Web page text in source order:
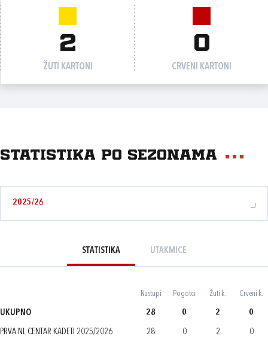
2
ŽUTI KARTONI
0
CRVENI KARTONI
Statistika po sezonama
2025/26
STATISTIKA UTAKMICE
Nastupi Pogotci Žuti k. Crveni k.
UKUPNO 28 0 2 0
PRVA NL CENTAR KADETI 2025/2026 28 0 2 0